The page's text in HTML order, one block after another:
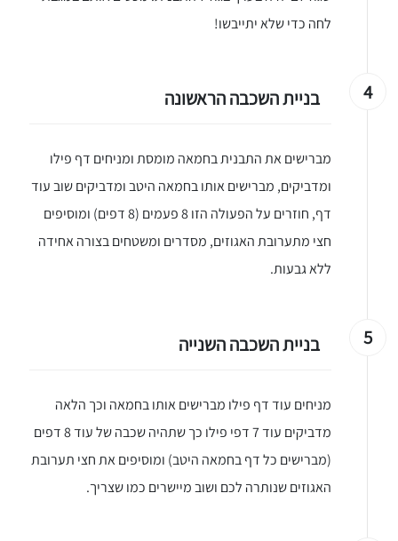
אותי באינסטגרם
לחה כדי שלא יתייבשו!
4 בניית השכבה הראשונה
מברישים את התבנית בחמאה מומסת ומניחים דף פילו
ומדביקים, מברישים אותו בחמאה היטב ומדביקים שוב עוד
דף, חוזרים על הפעולה הזו 8 פעמים (8 דפים) ומוסיפים
חצי מתערובת האגוזים, מסדרים ומשטחים בצורה אחידה
ללא גבעות.
5 בניית השכבה השנייה
מניחים עוד דף פילו מברישים אותו בחמאה וכך הלאה
מדביקים עוד 7 דפי פילו כך שתהיה שכבה של עוד 8 דפים
(מברישים כל דף בחמאה היטב) ומוסיפים את חצי תערובת
האגוזים שנותרה לכם ושוב מיישרים כמו שצריך.